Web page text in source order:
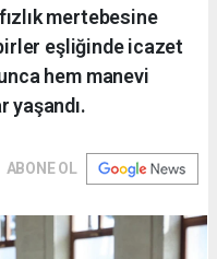
mertebesine
eşliğinde icazet
hem manevi
yaşandı.
ABONE OL